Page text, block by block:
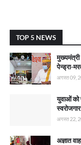
TOP 5 NEWS
मुख्यमंत्री
पेन्ड्रा-
अगस्त 09,
युवाओं को
अगस्त 22,
अज्ञात